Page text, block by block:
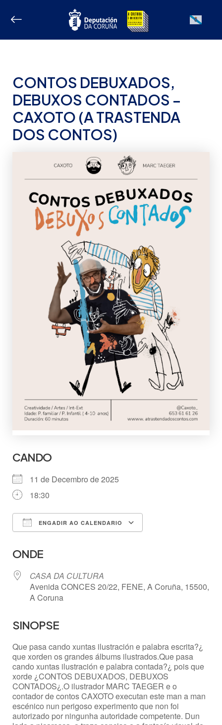
Galician
CONTOS DEBUXADOS,
DEBUXOS CONTADOS –
CAXOTO (A TRASTENDA
DOS CONTOS)
CANDO
11 de Decembro de 2025
18:30
ENGADIR AO CALENDARIO
ONDE
CASA DA CULTURA
Avenida CONCES 20/22, FENE, A Coruña, 15500,
A Coruna
SINOPSE
Que pasa cando xuntas ilustración e palabra escrita?¿
que xorden os grandes álbums ilustrados.Que pasa
cando xuntas ilustración e palabra contada?¿ pois que
xorde ¿CONTOS DEBUXADOS, DEBUXOS
CONTADOS¿.O ilustrador MARC TAEGER e o
contador de contos CAXOTO executan este man a man
escénico nun perigoso experimento que non foi
autorizado por ningunha autoridade competente. Dun